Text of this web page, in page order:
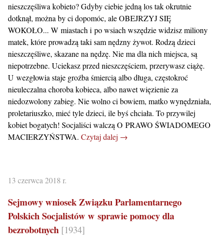
nieszczęśliwa kobieto? Gdyby ciebie jedną los tak okrutnie
dotknął, można by ci dopomóc, ale OBEJRZYJ SIĘ
WOKOŁO... W miastach i po wsiach wszędzie widzisz miliony
matek, które prowadzą taki sam nędzny żywot. Rodzą dzieci
nieszczęśliwe, skazane na nędzę. Nie ma dla nich miejsca, są
niepotrzebne. Uciekasz przed nieszczęściem, przerywasz ciążę.
U wezgłowia staje groźba śmiercią albo długa, częstokroć
nieuleczalna choroba kobieca, albo nawet więzienie za
niedozwolony zabieg. Nie wolno ci bowiem, matko wynędzniała,
proletariuszko, mieć tyle dzieci, ile byś chciała. To przywilej
kobiet bogatych! Socjaliści walczą O PRAWO ŚWIADOMEGO
MACIERZYŃSTWA. Czytaj dalej →
13 czerwca 2018 r.
Sejmowy wniosek Związku Parlamentarnego
Polskich Socjalistów w sprawie pomocy dla
bezrobotnych [1934]